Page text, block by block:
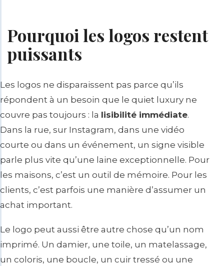
Pourquoi les logos restent
puissants
Les logos ne disparaissent pas parce qu’ils
répondent à un besoin que le quiet luxury ne
couvre pas toujours : la lisibilité immédiate.
Dans la rue, sur Instagram, dans une vidéo
courte ou dans un événement, un signe visible
parle plus vite qu’une laine exceptionnelle. Pour
les maisons, c’est un outil de mémoire. Pour les
clients, c’est parfois une manière d’assumer un
achat important.
Le logo peut aussi être autre chose qu’un nom
imprimé. Un damier, une toile, un matelassage,
un coloris, une boucle, un cuir tressé ou une